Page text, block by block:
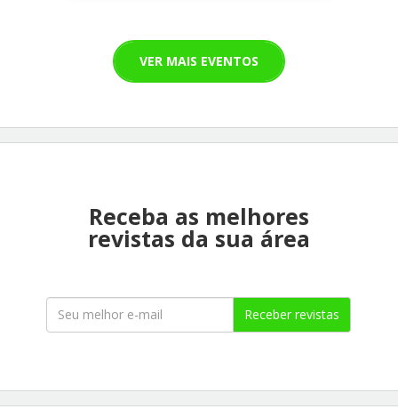
VER MAIS EVENTOS
Receba as melhores
revistas da sua área
Receber revistas